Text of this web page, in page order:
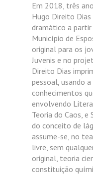
Em 2018, três
Hugo Direito
dramático a
Município de
original para os
Juvenis e no
Direito Dias
pessoal, usando
conhecimentos
envolvendo
Teoria do Caos, e
do conceito de
assume-se, no
livre, sem
original, teoria
constituição